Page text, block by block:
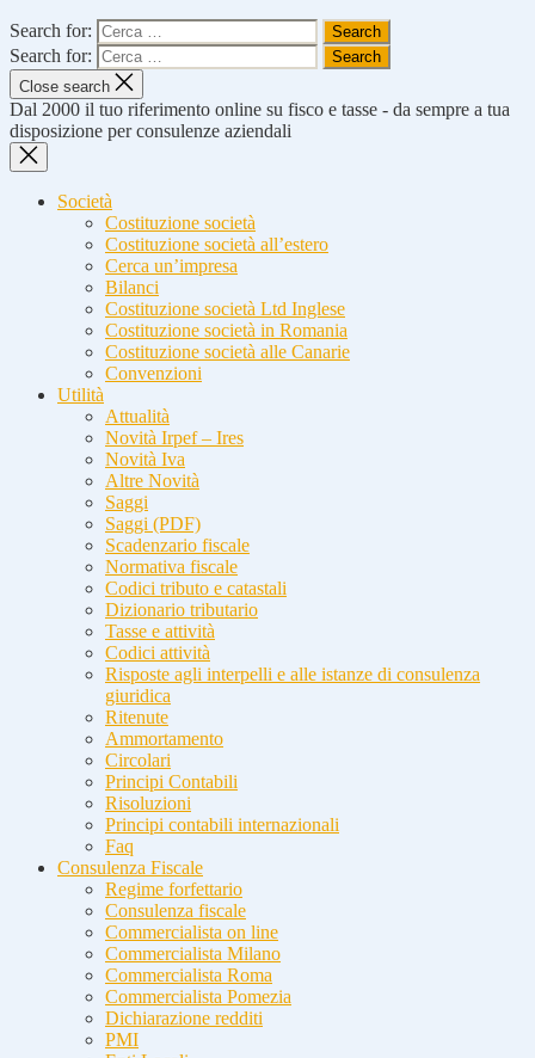
Search for:
Search for:
Close search
Dal 2000 il tuo riferimento online su fisco e tasse - da sempre a tua
disposizione per consulenze aziendali
Società
Costituzione società
Costituzione società all’estero
Cerca un’impresa
Bilanci
Costituzione società Ltd Inglese
Costituzione società in Romania
Costituzione società alle Canarie
Convenzioni
Utilità
Attualità
Novità Irpef – Ires
Novità Iva
Altre Novità
Saggi
Saggi (PDF)
Scadenzario fiscale
Normativa fiscale
Codici tributo e catastali
Dizionario tributario
Tasse e attività
Codici attività
Risposte agli interpelli e alle istanze di consulenza
giuridica
Ritenute
Ammortamento
Circolari
Principi Contabili
Risoluzioni
Principi contabili internazionali
Faq
Consulenza Fiscale
Regime forfettario
Consulenza fiscale
Commercialista on line
Commercialista Milano
Commercialista Roma
Commercialista Pomezia
Dichiarazione redditi
PMI